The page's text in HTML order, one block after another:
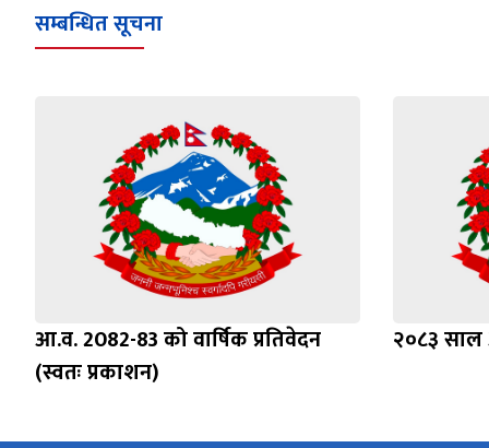
सम्बन्धित सूचना
आ.व. 2082-83 को वार्षिक प्रतिवेदन
(स्वतः प्रकाशन)
२०८३ साल